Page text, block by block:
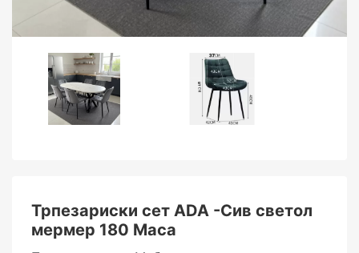
Трпезариски сет АDA -Сив светол
мермер 180 Маса